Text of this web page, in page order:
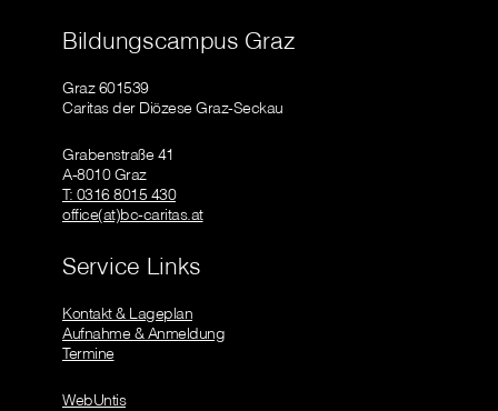
Bildungscampus Graz
Graz 601539
Caritas der Diözese Graz-Seckau
Grabenstraße 41
A-8010 Graz
T: 0316 8015 430
office(at)bc-caritas.at
Service Links
Kontakt & Lageplan
Aufnahme & Anmeldung
Termine
WebUntis